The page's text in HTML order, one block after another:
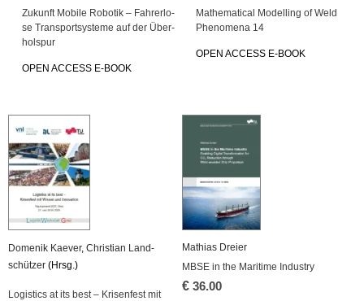
Zu­kunft Mo­bi­le Ro­bo­tik – Fah­rer­lo­
se Trans­port­sys­te­me auf der Über­
hol­spur
OPEN AC­CESS E-BOOK
Ma­the­ma­ti­cal Mo­del­ling of Weld
Pheno­me­na 14
OPEN AC­CESS E-BOOK
Do­me­nik Kae­ver, Chris­ti­an Land­
schüt­zer (Hrsg.)
Lo­gis­tics at its best – Kri­sen­fest mit
Ma­thi­as Drei­er
MBSE in the Ma­ri­ti­me In­dus­try
€ 36.00